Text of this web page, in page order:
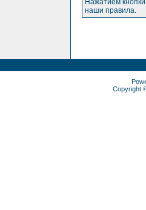
Нажатием
наши правила.
Copyright